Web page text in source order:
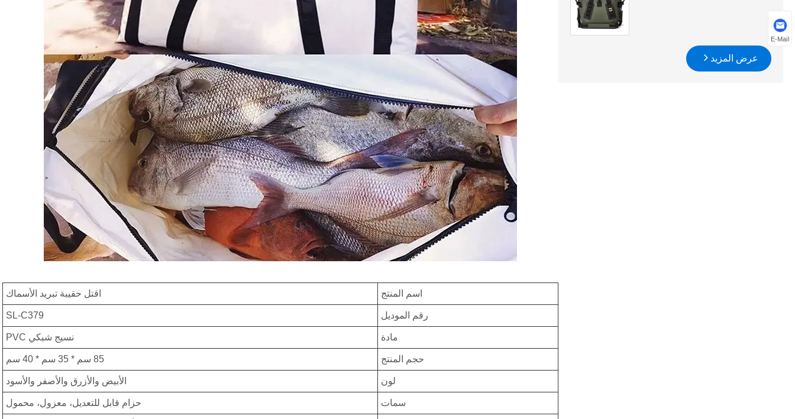
عرض المزيد
اسم المنتج اقتل حقيبة تبريد الأسماك
رقم الموديل SL-C379
مادة نسيج شبكي PVC
حجم المنتج 85 سم * 35 سم * 40 سم
لون الأبيض والأزرق والأصفر والأسود
سمات حزام قابل للتعديل، معزول، محمول
E-Mail